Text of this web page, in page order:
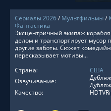
Сериалы 2026/ Мультфильмы/
Фантастика
Эксцентричный экипаж
делом и транспортирует мусор
другие заботы. Сюжет
пересказывает мотивы...
Страна:
США
Озвучивание:
Качество: